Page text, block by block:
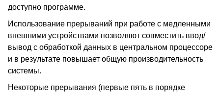
доступно программе.
Использование прерываний при работе с медленными
внешними устройствами позволяют совместить ввод/
вывод с обработкой данных в центральном процессоре
и в результате повышает общую производительность
системы.
Некоторые прерывания (первые пять в порядке